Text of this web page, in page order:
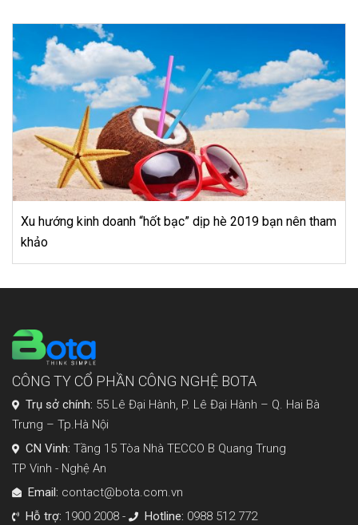
5 nguyên liệu làm nên thành công rực rỡ của Starbucks
CÔNG TY CỔ PHẦN CÔNG NGHỆ BOTA
Trụ sở chính: 55 Lê Đại Hành, P. Lê Đại Hành – Q. Hai Bà
Trưng – Tp.Hà Nội
CN Vinh: Tầng 15 Tòa Nhà TECCO B Quang Trung
TP Vinh - Nghệ An
Email: contact@bota.com.vn
Hỗ trợ: 1900 2008 - Hotline: 0988 512 772